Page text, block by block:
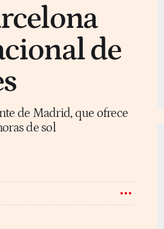
de
de Madrid, que ofrece
de sol